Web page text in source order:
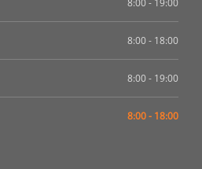
8:00 - 19:00
8:00 - 18:00
8:00 - 19:00
8:00 - 18:00